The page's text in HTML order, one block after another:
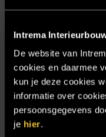
Intrema
De website van
cookies en daarmee
kun je deze cookies
informatie over
persoonsgegevens
je hier.
Samenwerken
Sensire
SIDN